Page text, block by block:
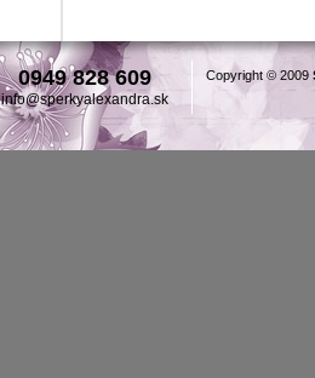
0949 828 609
info@sperkyalexandra.sk
Copyright © 2009